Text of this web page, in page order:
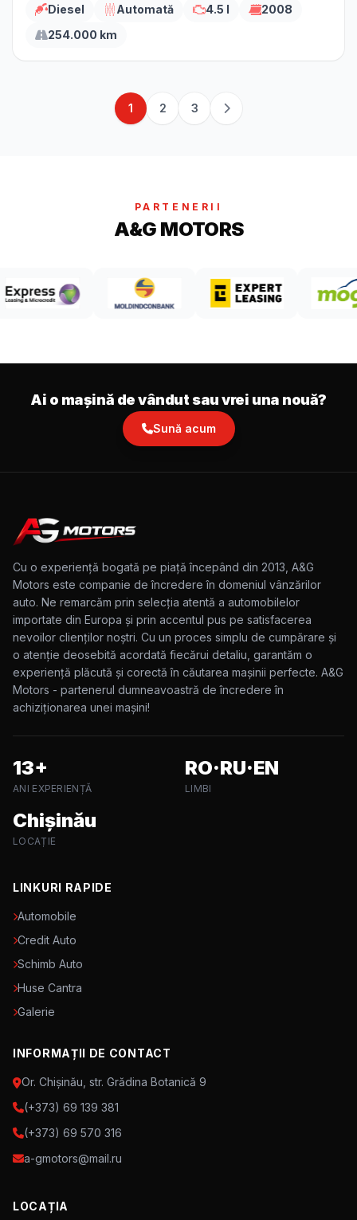
Diesel Automată 4.5 l
2008
254.000 km
1 2 3
PARTENERII
A&G MOTORS
Ai o mașină de vândut sau vrei una nouă?
Sună acum
Cu o experiență bogată pe piață începând din 2013, A&G
Motors este companie de încredere în domeniul vânzărilor
auto. Ne remarcăm prin selecția atentă a automobilelor
importate din Europa și prin accentul pus pe satisfacerea
nevoilor clienților noștri. Cu un proces simplu de cumpărare și
o atenție deosebită acordată fiecărui detaliu, garantăm o
experiență plăcută și corectă în căutarea mașinii perfecte. A&G
Motors - partenerul dumneavoastră de încredere în
achiziționarea unei mașini!
13+
ANI EXPERIENȚĂ
RO·RU·EN
LIMBI
Chișinău
LOCAȚIE
LINKURI RAPIDE
Automobile
Credit Auto
Schimb Auto
Huse Cantra
Galerie
INFORMAȚII DE CONTACT
Or. Chișinău, str. Grădina Botanică 9
(+373) 69 139 381
(+373) 69 570 316
a-gmotors@mail.ru
LOCAȚIA